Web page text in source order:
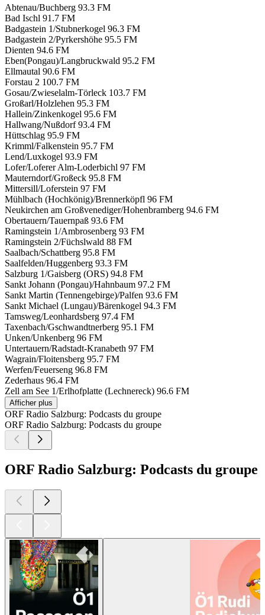
Abtenau/Buchberg 93.3 FM
Bad Ischl 91.7 FM
Badgastein 1/Stubnerkogel 96.3 FM
Badgastein 2/Pyrkershöhe 95.5 FM
Dienten 94.6 FM
Eben(Pongau)/Langbruckwald 95.2 FM
Ellmautal 90.6 FM
Forstau 2 100.7 FM
Gosau/Zwieselalm-Törleck 103.7 FM
Großarl/Holzlehen 95.3 FM
Hallein/Zinkenkogel 95.6 FM
Hallwang/Nußdorf 93.4 FM
Hüttschlag 95.9 FM
Krimml/Falkenstein 95.7 FM
Lend/Luxkogel 93.9 FM
Lofer/Loferer Alm-Loderbichl 97 FM
Mauterndorf/Großeck 95.8 FM
Mittersill/Loferstein 97 FM
Mühlbach (Hochkönig)/Brennerköpfl 96 FM
Neukirchen am Großvenediger/Hohenbramberg 94.6 FM
Obertauern/Tauernpaß 93.6 FM
Ramingstein 1/Ambrosenberg 93 FM
Ramingstein 2/Füchslwald 88 FM
Saalbach/Schattberg 95.8 FM
Saalfelden/Huggenberg 93.3 FM
Salzburg 1/Gaisberg (ORS) 94.8 FM
Sankt Johann (Pongau)/Hahnbaum 97.2 FM
Sankt Martin (Tennengebirge)/Palfen 93.6 FM
Sankt Michael (Lungau)/Bärenkogel 94.3 FM
Tamsweg/Leonhardsberg 97.4 FM
Taxenbach/Gschwandtnerberg 95.1 FM
Unken/Unkenberg 96 FM
Untertauern/Radstadt-Kranabeth 97 FM
Wagrain/Floitensberg 95.7 FM
Werfen/Feuerseng 96.8 FM
Zederhaus 96.4 FM
Zell am See 1/Erlhofplatte (Lechnereck) 96.6 FM
Afficher plus
ORF Radio Salzburg: Podcasts du groupe
ORF Radio Salzburg: Podcasts du groupe
ORF Radio Salzburg: Podcasts du groupe